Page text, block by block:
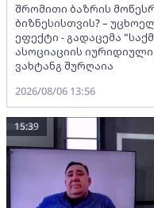
შრომითი ბაზრის
ბიზნესისთვის? –
ეფექტი - გადაცემა
ასოციაციის
ვახტანგ შურღაია
2026/08/06 13:56
15:39